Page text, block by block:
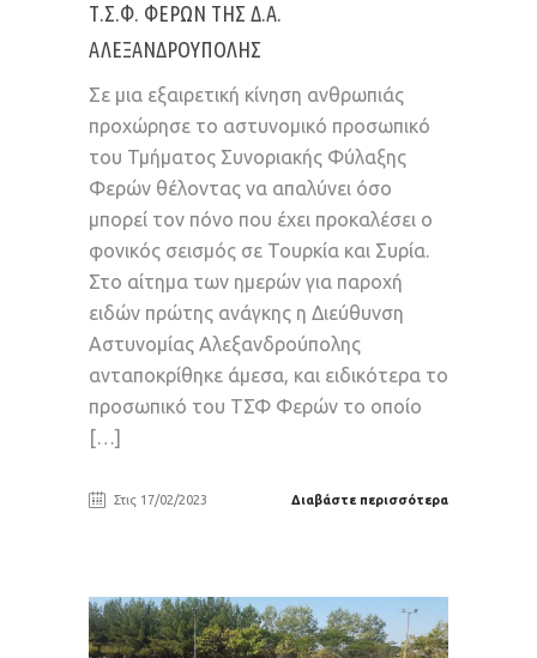
Τ.Σ.Φ. ΦΕΡΏΝ ΤΗΣ Δ.Α.
ΑΛΕΞΑΝΔΡΟΎΠΟΛΗΣ
Σε μια εξαιρετική κίνηση ανθρωπιάς
προχώρησε το αστυνομικό προσωπικό
του Τμήματος Συνοριακής Φύλαξης
Φερών θέλοντας να απαλύνει όσο
μπορεί τον πόνο που έχει προκαλέσει ο
φονικός σεισμός σε Τουρκία και Συρία.
Στο αίτημα των ημερών για παροχή
ειδών πρώτης ανάγκης η Διεύθυνση
Αστυνομίας Αλεξανδρούπολης
ανταποκρίθηκε άμεσα, και ειδικότερα το
προσωπικό του ΤΣΦ Φερών το οποίο
[…]
Στις 17/02/2023 Διαβάστε περισσότερα